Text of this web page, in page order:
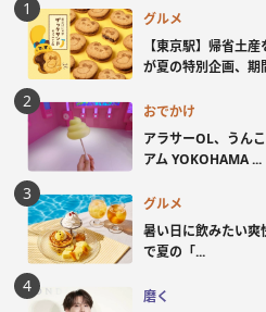
グルメ
【東京駅】帰省土
が夏の特別企画、期
おでかけ
アラサーOL、うん
アム YOKOHAMA ...
グルメ
暑い日に飲みたい爽
で夏の「...
磨く